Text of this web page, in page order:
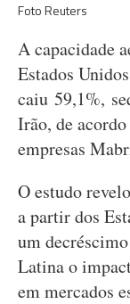
Foto Reuters
A capacidade
Estados
caiu 59,1%,
Irão, de
empresas
O estudo
a partir dos
um
Latina o
em mercados